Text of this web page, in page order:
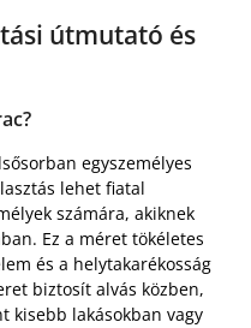
útmutató és
egyszemélyes
lehet fiatal
számára, akiknek
Ez a méret tökéletes
és a helytakarékosság
biztosít alvás közben,
kisebb lakásokban vagy